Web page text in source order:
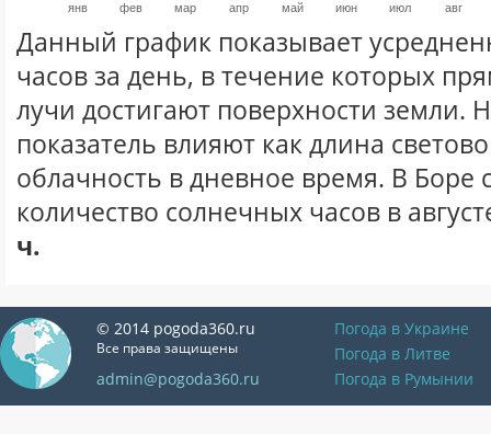
янв фев мар апр май июн июл авг
Данный график показывает
часов за день, в течение которых
лучи достигают поверхности земли.
показатель влияют как длина
облачность в дневное время. В Боре
количество солнечных часов в
ч.
© 2014 pogoda360.ru
Все права защищены
admin@pogoda360.ru
Погода в Украине
Погода в Литве
Погода в Румынии